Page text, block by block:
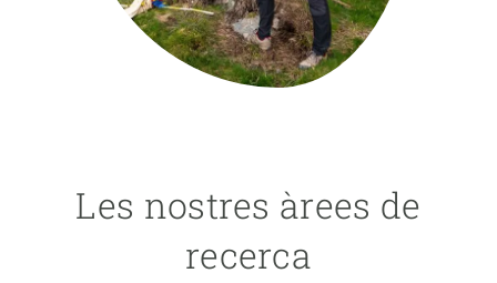
Les nostres àrees de
recerca